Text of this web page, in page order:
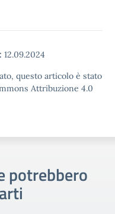
12.09.2024
questo articolo è stato
Attribuzione 4.0
potrebbero